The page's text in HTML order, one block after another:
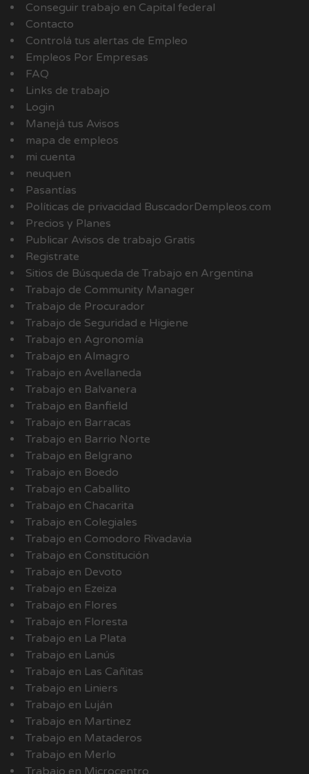
Conseguir trabajo en Capital federal
Contacto
Controlá tus alertas de Empleo
Empleos Por Empresas
FAQ
Links de trabajo
Login
Manejá tus Avisos
mapa de empleos
mi cuenta
neuquen
Pasantías
Políticas de privacidad BuscadorDempleos.com
Precios y Planes
Publicar Avisos de trabajo Gratis
Registrate
Sitios de Búsqueda de Trabajo en Argentina
Trabajo de Community Manager
Trabajo de Procurador
Trabajo de Seguridad e Higiene
Trabajo en Agronomía
Trabajo en Almagro
Trabajo en Avellaneda
Trabajo en Balvanera
Trabajo en Banfield
Trabajo en Barracas
Trabajo en Barrio Norte
Trabajo en Belgrano
Trabajo en Boedo
Trabajo en Caballito
Trabajo en Chacarita
Trabajo en Colegiales
Trabajo en Comodoro Rivadavia
Trabajo en Constitución
Trabajo en Devoto
Trabajo en Ezeiza
Trabajo en Flores
Trabajo en Floresta
Trabajo en La Plata
Trabajo en Lanús
Trabajo en Las Cañitas
Trabajo en Liniers
Trabajo en Luján
Trabajo en Martinez
Trabajo en Mataderos
Trabajo en Merlo
Trabajo en Microcentro